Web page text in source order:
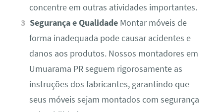
concentre em outras atividades importantes.
Segurança e Qualidade Montar móveis de
forma inadequada pode causar acidentes e
danos aos produtos. Nossos montadores em
Umuarama PR seguem rigorosamente as
instruções dos fabricantes, garantindo que
seus móveis sejam montados com segurança